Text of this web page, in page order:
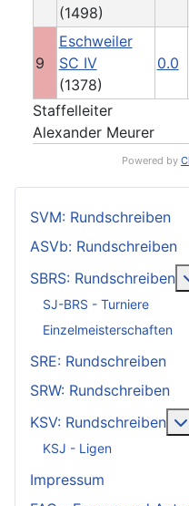
(1498)
9
Eschweiler
SC IV
(1378)
0.0
Staffelleiter
Alexander Meurer
Powered by
SVM: Rundschreiben
ASVb: Rundschreiben
SBRS: Rundschreiben
SJ-BRS - Turniere
Einzelmeisterschaften
SRE: Rundschreiben
SRW: Rundschreiben
KSV: Rundschreiben
KSJ - Ligen
Impressum